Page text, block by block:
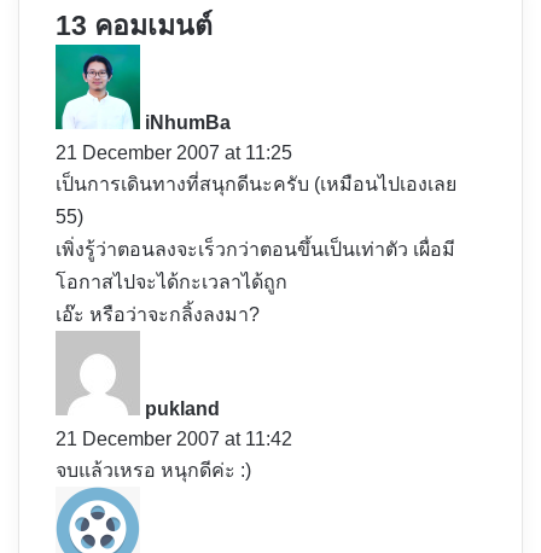
13 คอมเมนต์
iNhumBa
s
:
21 December 2007 at 11:25
เป็นการเดินทางที่สนุกดีนะครับ (เหมือนไปเองเลย
55)
เพิ่งรู้ว่าตอนลงจะเร็วกว่าตอนขึ้นเป็นเท่าตัว เผื่อมี
โอกาสไปจะได้กะเวลาได้ถูก
เอ๊ะ หรือว่าจะกลิ้งลงมา?
pukland
s
:
21 December 2007 at 11:42
จบแล้วเหรอ หนุกดีค่ะ :)